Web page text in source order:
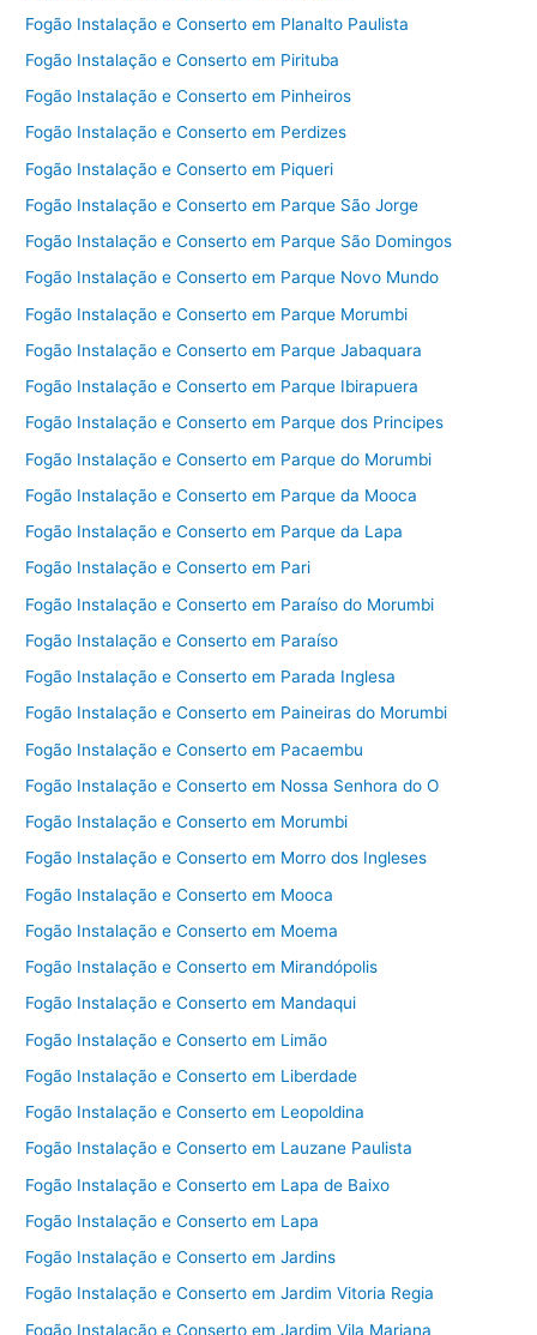
Fogão Instalação e Conserto em Planalto Paulista
Fogão Instalação e Conserto em Pirituba
Fogão Instalação e Conserto em Pinheiros
Fogão Instalação e Conserto em Perdizes
Fogão Instalação e Conserto em Piqueri
Fogão Instalação e Conserto em Parque São Jorge
Fogão Instalação e Conserto em Parque São Domingos
Fogão Instalação e Conserto em Parque Novo Mundo
Fogão Instalação e Conserto em Parque Morumbi
Fogão Instalação e Conserto em Parque Jabaquara
Fogão Instalação e Conserto em Parque Ibirapuera
Fogão Instalação e Conserto em Parque dos Principes
Fogão Instalação e Conserto em Parque do Morumbi
Fogão Instalação e Conserto em Parque da Mooca
Fogão Instalação e Conserto em Parque da Lapa
Fogão Instalação e Conserto em Pari
Fogão Instalação e Conserto em Paraíso do Morumbi
Fogão Instalação e Conserto em Paraíso
Fogão Instalação e Conserto em Parada Inglesa
Fogão Instalação e Conserto em Paineiras do Morumbi
Fogão Instalação e Conserto em Pacaembu
Fogão Instalação e Conserto em Nossa Senhora do O
Fogão Instalação e Conserto em Morumbi
Fogão Instalação e Conserto em Morro dos Ingleses
Fogão Instalação e Conserto em Mooca
Fogão Instalação e Conserto em Moema
Fogão Instalação e Conserto em Mirandópolis
Fogão Instalação e Conserto em Mandaqui
Fogão Instalação e Conserto em Limão
Fogão Instalação e Conserto em Liberdade
Fogão Instalação e Conserto em Leopoldina
Fogão Instalação e Conserto em Lauzane Paulista
Fogão Instalação e Conserto em Lapa de Baixo
Fogão Instalação e Conserto em Lapa
Fogão Instalação e Conserto em Jardins
Fogão Instalação e Conserto em Jardim Vitoria Regia
Fogão Instalação e Conserto em Jardim Vila Mariana